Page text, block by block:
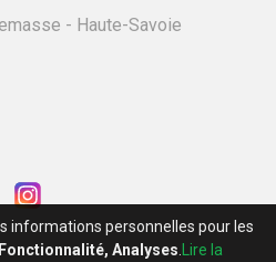
- Haute-Savoie
informations personnelles pour les
Analyses Lire la